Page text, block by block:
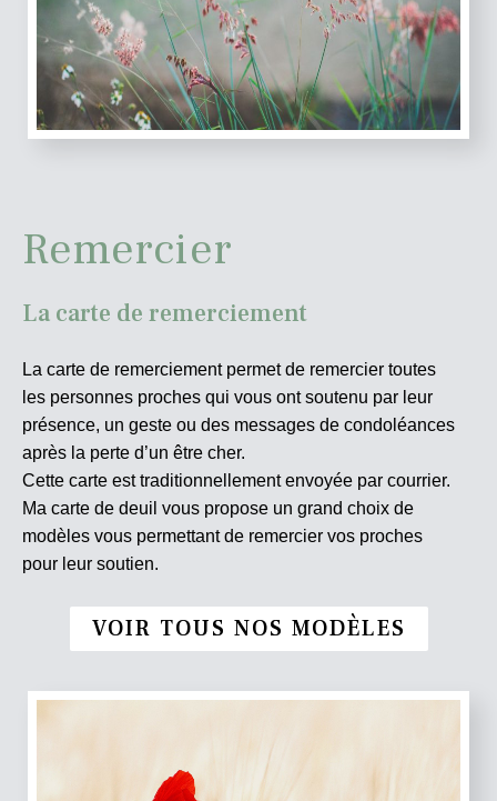
Remercier
La carte de remerciement
La carte de remerciement permet de remercier toutes
les personnes proches qui vous ont soutenu par leur
présence, un geste ou des messages de condoléances
après la perte d’un être cher.
Cette carte est traditionnellement envoyée par courrier.
Ma carte de deuil vous propose un grand choix de
modèles vous permettant de remercier vos proches
pour leur soutien.
VOIR TOUS NOS MODÈLES